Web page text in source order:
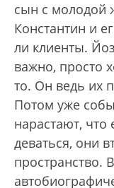
сын с молодой
Константин и
ли клиенты.
важно, просто
то. Он ведь их
Потом уже
нарастают, что
деваться, они
пространство.